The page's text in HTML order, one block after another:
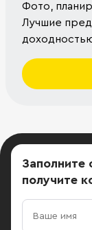
Фото,
Лучшие
Заполните
получите